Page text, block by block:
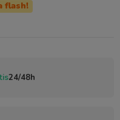
flash!
24/48h